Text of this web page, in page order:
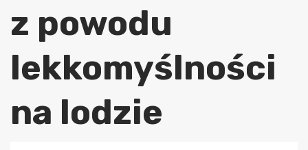
z powodu
lekkomyślności
na lodzie